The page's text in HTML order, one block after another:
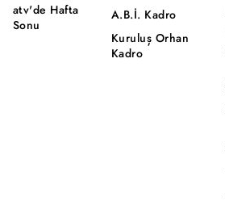
atv'de Hafta
Sonu
A.B.İ. Kadro
Kuruluş Orhan
Kadro